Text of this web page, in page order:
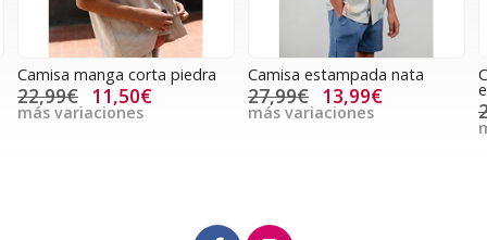
Camisa manga corta piedra
22,99€ 11,50€
más variaciones
Camisa estampada nata
27,99€ 13,99€
más variaciones